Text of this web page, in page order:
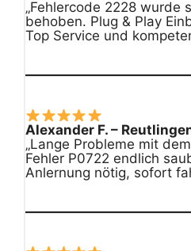
„Fehlercode 2228 wurde
behoben. Plug & Play
Top Service und
Alexander F. –
„Lange Probleme mit
Fehler P0722 endlich
Anlernung nötig, sofort